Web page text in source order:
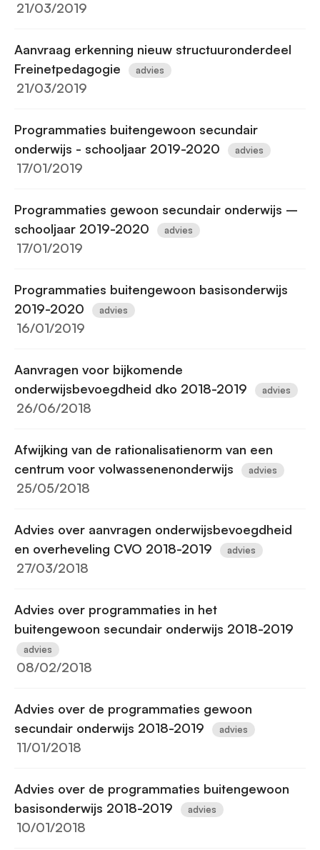
21/03/2019
Aanvraag erkenning nieuw structuuronderdeel
Freinetpedagogie
advies
21/03/2019
Programmaties buitengewoon secundair
onderwijs - schooljaar 2019-2020
advies
17/01/2019
Programmaties gewoon secundair onderwijs –
schooljaar 2019-2020
advies
17/01/2019
Programmaties buitengewoon basisonderwijs
2019-2020
advies
16/01/2019
Aanvragen voor bijkomende
onderwijsbevoegdheid dko 2018-2019
advies
26/06/2018
Afwijking van de rationalisatienorm van een
centrum voor volwassenenonderwijs
advies
25/05/2018
Advies over aanvragen onderwijsbevoegdheid
en overheveling CVO 2018-2019
advies
27/03/2018
Advies over programmaties in het
buitengewoon secundair onderwijs 2018-2019
advies
08/02/2018
Advies over de programmaties gewoon
secundair onderwijs 2018-2019
advies
11/01/2018
Advies over de programmaties buitengewoon
basisonderwijs 2018-2019
advies
10/01/2018